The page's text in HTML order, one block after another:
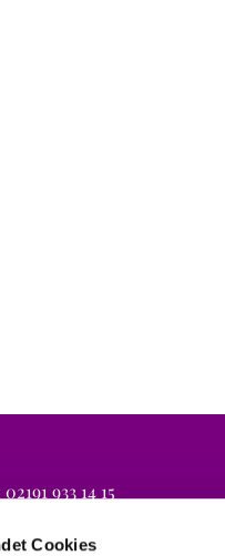
Cookies
933 14 15